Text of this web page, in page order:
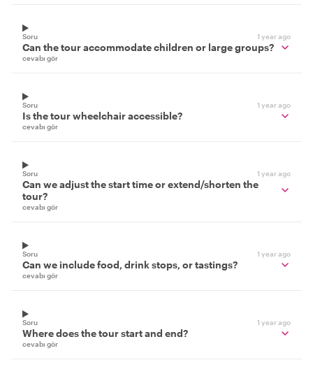
Soru 1 year ago
Can the tour accommodate children or large groups?
cevabı gör
Soru 1 year ago
Is the tour wheelchair accessible?
cevabı gör
Soru 1 year ago
Can we adjust the start time or extend/shorten the
tour?
cevabı gör
Soru 1 year ago
Can we include food, drink stops, or tastings?
cevabı gör
Soru 1 year ago
Where does the tour start and end?
cevabı gör